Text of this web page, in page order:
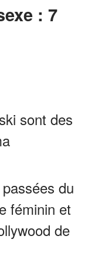
: 7
sont des
du
féminin et
de